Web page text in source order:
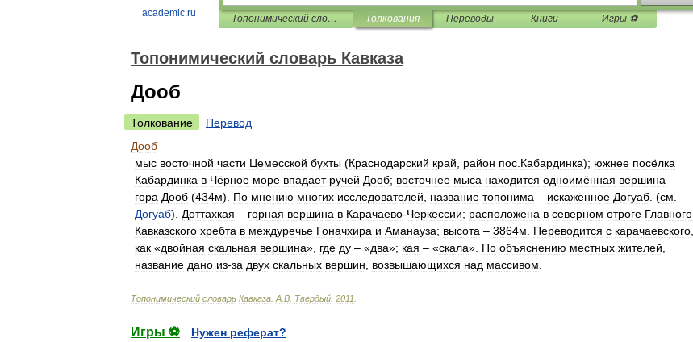
academic.ru Топонимический словарь Кавказа Толкования Переводы Книги Игры ⚽
Топонимический словарь Кавказа
Дооб
Толкование
Перевод
Дооб
мыс восточной части Цемесской бухты (Краснодарский край район пос Кабардинка); южнее посёлка
Кабардинка в Чёрное море впадает ручей Дооб; восточнее мыса находится одноимённая вершина –
гора Дооб (434м). По мнению многих исследователей название топонима – искажённое Догуаб . (см
Догуаб). Доттахкая – горная вершина в Карачаево-Черкессии; расположена в северном отроге Главного
Кавказского хребта в междуречье Гоначхира и Аманауза; высота – 3864м Переводится с карачаевского
как «двойная скальная вершина», где ду – «два»; кая – «скала». По объяснению местных жителей
название дано из-за двух скальных вершин возвышающихся над массивом
Топонимический словарь Кавказа А В Твердый 2011
Игры ⚽
Нужен реферат?